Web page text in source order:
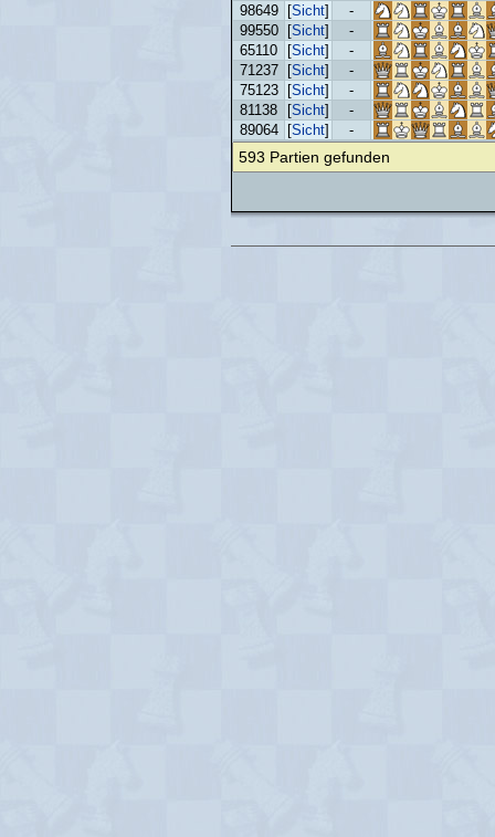
98649
[Sicht]
-
99550
[Sicht]
-
65110
[Sicht]
-
71237
[Sicht]
-
75123
[Sicht]
-
81138
[Sicht]
-
89064
[Sicht] -
593 Partien gefunden